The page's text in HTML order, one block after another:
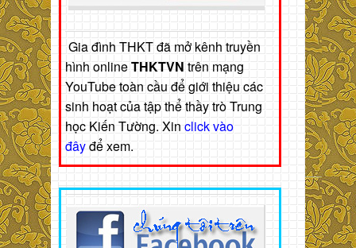
Gia đình THKT đã mở kênh truyền
hình onlineTHKTVN trên mạng
YouTube toàn cầu để giới thiệu các
sinh hoạt của tập thể thầy trò Trung
học Kiến Tường. Xin click vào
đâyđể xem.